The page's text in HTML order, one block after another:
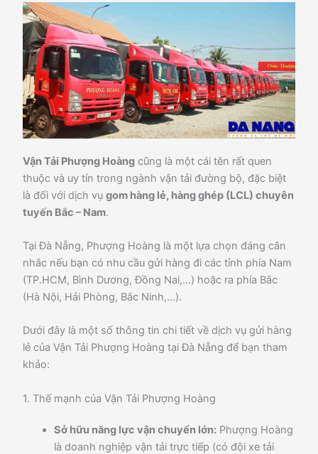
Vận Tải Phượng Hoàng cũng là một cái tên rất quen
thuộc và uy tín trong ngành vận tải đường bộ, đặc biệt
là đối với dịch vụgom hàng lẻ, hàng ghép (LCL) chuyên
tuyến Bắc – Nam.
Tại Đà Nẵng, Phượng Hoàng là một lựa chọn đáng cân
nhắc nếu bạn có nhu cầu gửi hàng đi các tỉnh phía Nam
(TP.HCM, Bình Dương, Đồng Nai,…) hoặc ra phía Bắc
(Hà Nội, Hải Phòng, Bắc Ninh,…).
Dưới đây là một số thông tin chi tiết về dịch vụ gửi hàng
lẻ của Vận Tải Phượng Hoàng tại Đà Nẵng để bạn tham
khảo:
1. Thế mạnh của Vận Tải Phượng Hoàng
Sở hữu năng lực vận chuyển lớn: Phượng Hoàng
là doanh nghiệp vận tải trực tiếp (có đội xe tải